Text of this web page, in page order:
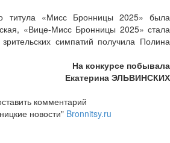
титула «Мисс Бронницы 2025» была
«Вице-Мисс Бронницы 2025» стала
симпатий получила Полина
На конкурсе побывала
Екатерина ЭЛЬВИНСКИХ
комментарий
новости" Bronnitsy.ru